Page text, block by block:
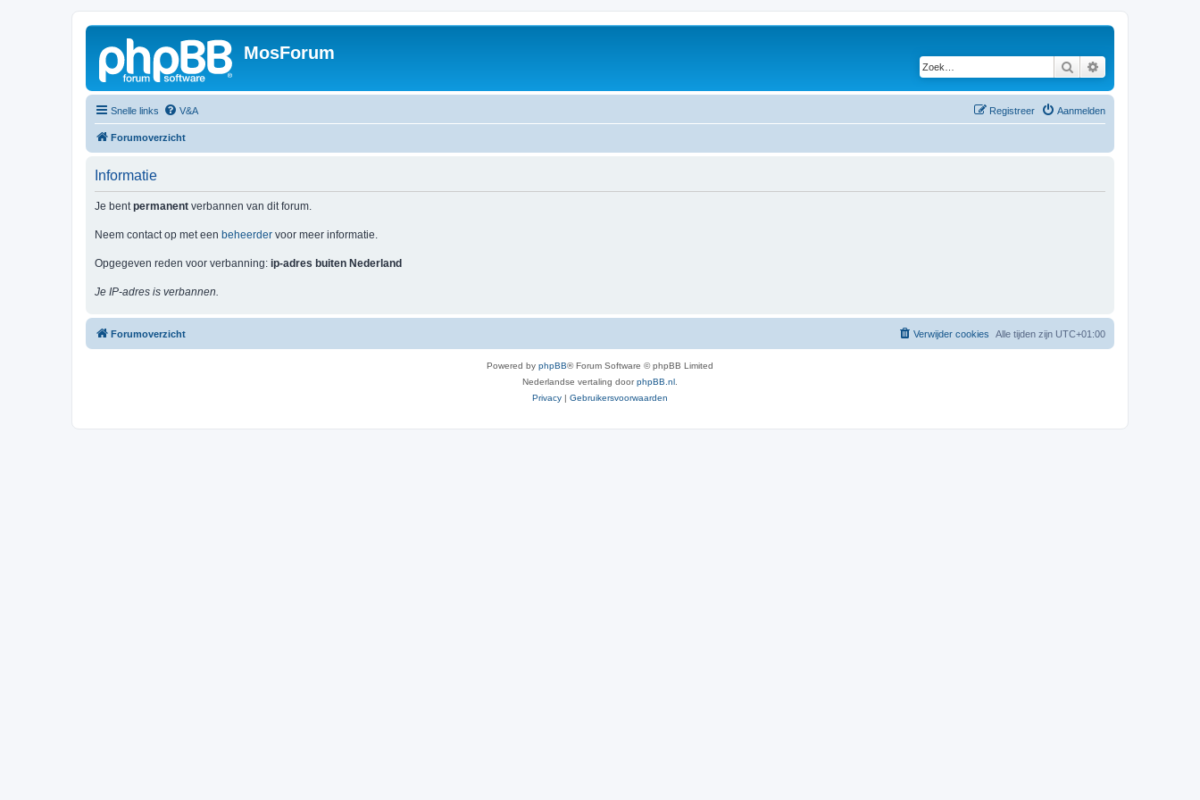
MosForum
Zoek
Snelle links V&A Aanmelden
Registreer
Forumoverzicht
Informatie
Je bentpermanent verbannen van dit forum.
Neem contact op met een beheerder voor meer informatie.
Opgegeven reden voor verbanning: ip-adres buiten Nederland
Je IP-adres is verbannen.
Forumoverzicht Alle tijden zijn UTC+01:00
Verwijder cookies
Powered by phpBB® Forum Software © phpBB Limited
Nederlandse vertaling doorphpBB.nl
Privacy | Gebruikersvoorwaarden